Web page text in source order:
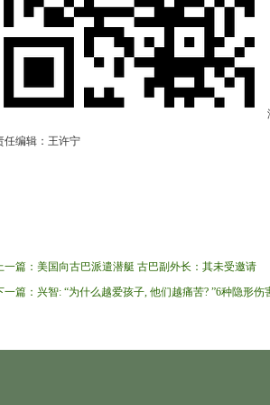
任编辑：王许宁
一篇： 美国向古巴派遣潜艇 古巴副外长：其未受邀请
一篇： 兴智: “为什么越爱孩子, 他们越痛苦? ”6种隐形伤